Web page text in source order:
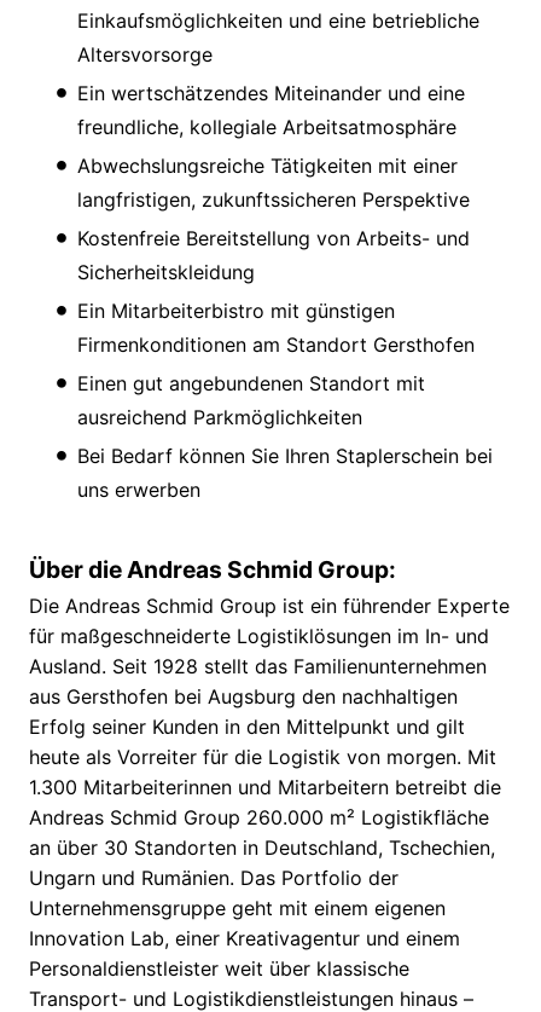
Einkaufsmöglichkeiten und eine betriebliche
Altersvorsorge
Ein wertschätzendes Miteinander und eine
freundliche, kollegiale Arbeitsatmosphäre
Abwechslungsreiche Tätigkeiten mit einer
langfristigen, zukunftssicheren Perspektive
Kostenfreie Bereitstellung von Arbeits- und
Sicherheitskleidung
Ein Mitarbeiterbistro mit günstigen
Firmenkonditionen am Standort Gersthofen
Einen gut angebundenen Standort mit
ausreichend Parkmöglichkeiten
Bei Bedarf können Sie Ihren Staplerschein bei
uns erwerben
Über die Andreas Schmid Group:
Die Andreas Schmid Group ist ein führender Experte
für maßgeschneiderte Logistiklösungen im In- und
Ausland. Seit 1928 stellt das Familienunternehmen
aus Gersthofen bei Augsburg den nachhaltigen
Erfolg seiner Kunden in den Mittelpunkt und gilt
heute als Vorreiter für die Logistik von morgen. Mit
1.300 Mitarbeiterinnen und Mitarbeitern betreibt die
Andreas Schmid Group 260.000 m² Logistikfläche
an über 30 Standorten in Deutschland, Tschechien,
Ungarn und Rumänien. Das Portfolio der
Unternehmensgruppe geht mit einem eigenen
Innovation Lab, einer Kreativagentur und einem
Personaldienstleister weit über klassische
Transport- und Logistikdienstleistungen hinaus –